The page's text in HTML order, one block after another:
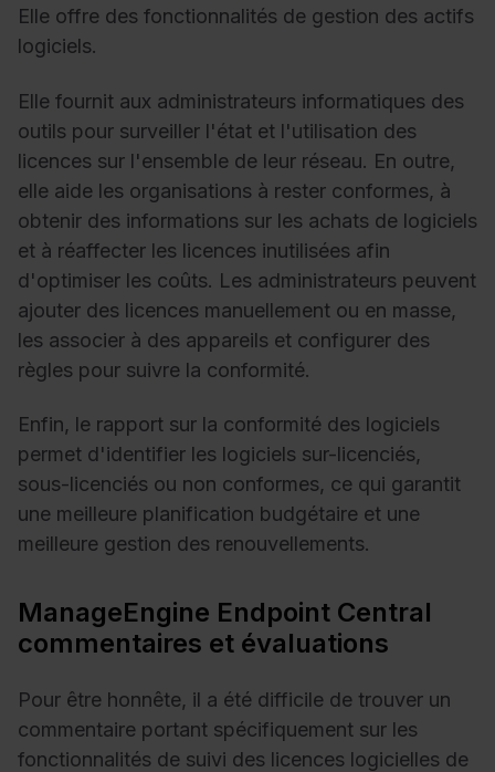
Elle offre des fonctionnalités de gestion des actifs
logiciels.
Elle fournit aux administrateurs informatiques des
outils pour surveiller l'état et l'utilisation des
licences sur l'ensemble de leur réseau. En outre,
elle aide les organisations à rester conformes, à
obtenir des informations sur les achats de logiciels
et à réaffecter les licences inutilisées afin
d'optimiser les coûts. Les administrateurs peuvent
ajouter des licences manuellement ou en masse,
les associer à des appareils et configurer des
règles pour suivre la conformité.
Enfin, le rapport sur la conformité des logiciels
permet d'identifier les logiciels sur-licenciés,
sous-licenciés ou non conformes, ce qui garantit
une meilleure planification budgétaire et une
meilleure gestion des renouvellements.
ManageEngine Endpoint Central
commentaires et évaluations
Pour être honnête, il a été difficile de trouver un
commentaire portant spécifiquement sur les
fonctionnalités de suivi des licences logicielles de